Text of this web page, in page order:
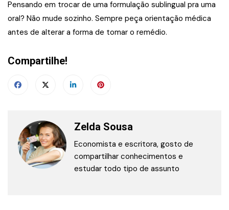
Pensando em trocar de uma formulação sublingual pra uma
oral? Não mude sozinho. Sempre peça orientação médica
antes de alterar a forma de tomar o remédio.
Compartilhe!
Zelda Sousa
Economista e escritora, gosto de
compartilhar conhecimentos e
estudar todo tipo de assunto